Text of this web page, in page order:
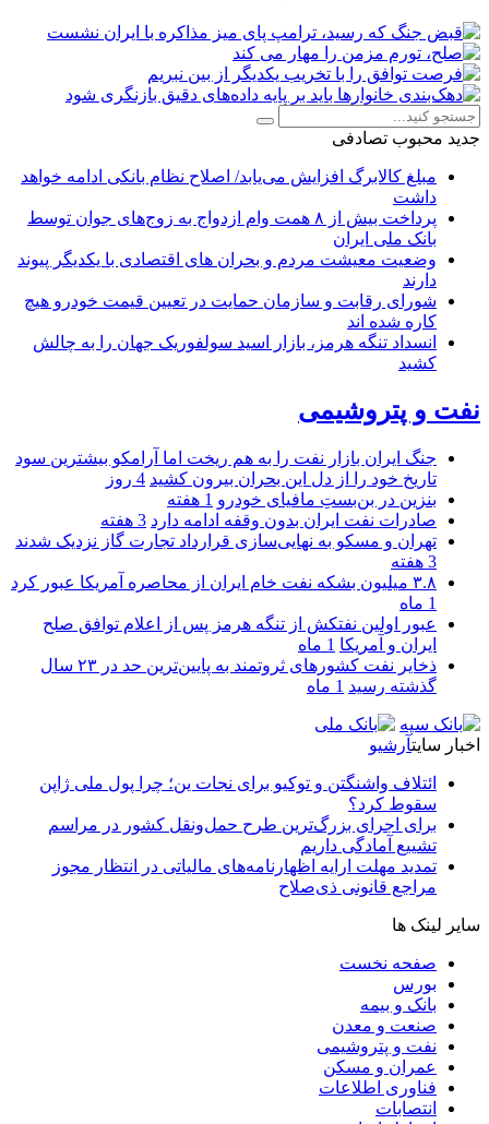
جدید محبوب تصادفی
مبلغ کالابرگ افزایش می‌یابد/ اصلاح نظام بانکی ادامه خواهد
داشت
پرداخت بیش از ۸ همت وام ازدواج به زوج‌های جوان توسط
بانک ملی ایران
وضعیت معیشت مردم و بحران های اقتصادی با یکدیگر پیوند
دارند
شورای رقابت و سازمان حمایت در تعیین قیمت خودرو هیچ
کاره شده اند
انسداد تنگه هرمز، بازار اسید سولفوریک جهان را به چالش
کشید
نفت و پتروشیمی
جنگ ایران بازار نفت را به هم ریخت اما آرامکو بیشترین سود
تاریخ خود را از دل این بحران بیرون کشید 4 روز
بنزین در بن‌بستِ مافیای خودرو 1 هفته
صادرات نفت ایران بدون وقفه ادامه دارد 3 هفته
تهران و مسکو به نهایی‌سازی قرارداد تجارت گاز نزدیک شدند
3 هفته
۳.۸ میلیون بشکه نفت خام ایران از محاصره آمریکا عبور کرد
1 ماه
عبور اولین نفتکش از تنگه هرمز پس از اعلام توافق صلح
ایران و آمریکا 1 ماه
ذخایر نفت کشورهای ثروتمند به پایین‌ترین حد در ۲۳ سال
گذشته رسید 1 ماه
اخبار سایتآرشیو
ائتلاف واشنگتن و توکیو برای نجات ین؛ چرا پول ملی ژاپن
سقوط کرد؟
برای اجرای بزرگ‌ترین طرح حمل‌ونقل کشور در مراسم
تشییع آمادگی داریم
تمدید مهلت ارایه اظهارنامه‌های مالیاتی در انتظار مجوز
مراجع قانونی ذی‌‏صلاح
سایر لینک ها
صفحه نخست
بورس
بانک و بیمه
صنعت و معدن
نفت و پتروشیمی
عمران و مسکن
فناوری اطلاعات
انتصابات